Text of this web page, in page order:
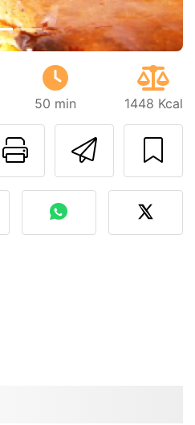
50 min 1448 Kcal
Imprimer
une
photo de